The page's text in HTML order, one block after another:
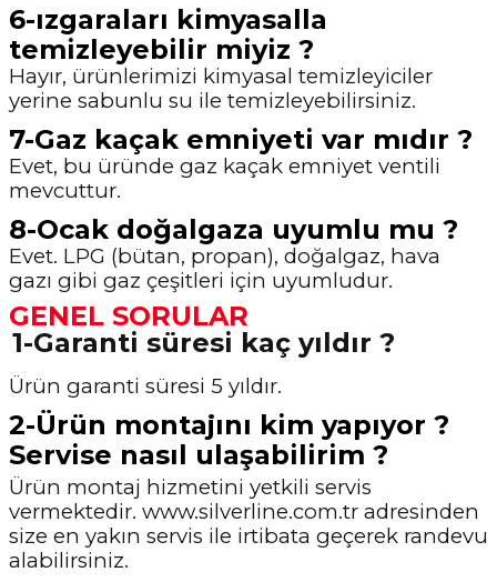
6-ızgaraları kimyasalla
temizleyebilir miyiz ?
Hayır, ürünlerimizi kimyasal temizleyiciler
yerine sabunlu su ile temizleyebilirsiniz.
7-Gaz kaçak emniyeti var mıdır ?
Evet, bu üründe gaz kaçak emniyet ventili
mevcuttur.
8-Ocak doğalgaza uyumlu mu ?
Evet. LPG (bütan, propan), doğalgaz, hava
gazı gibi gaz çeşitleri için uyumludur.
GENEL SORULAR
1-Garanti süresi kaç yıldır ?
Ürün garanti süresi 5 yıldır.
2-Ürün montajını kim yapıyor ?
Servise nasıl ulaşabilirim ?
Ürün montaj hizmetini yetkili servis
vermektedir. www.silverline.com.tr adresinden
size en yakın servis ile irtibata geçerek randevu
alabilirsiniz.